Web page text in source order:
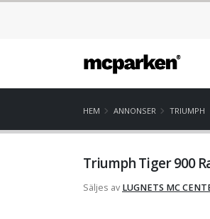
HEM ANNONSER TRIUMPH
Triumph Tiger 900
Säljes av LUGNETS MC